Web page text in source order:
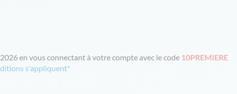
en vous connectant à votre compte avec le code 10PREMIERE
s'appliquent*